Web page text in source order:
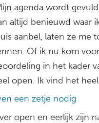
agenda wordt
altijd benieuwd waar
aanbel, laten ze me
Of ik nu kom
in het kader
open. Ik vind het
een zetje nodig
open en eerlijk zijn